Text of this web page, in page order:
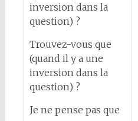
inversion dans la
question) ?
Trouvez-vous que
(quand il y a une
inversion dans la
question) ?
Je ne pense pas que